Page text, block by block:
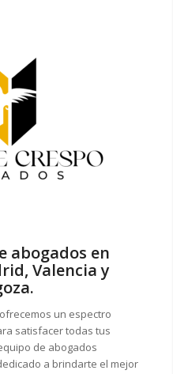
abogados en
Valencia y
un espectro
satisfacer todas tus
de abogados
a brindarte el mejor